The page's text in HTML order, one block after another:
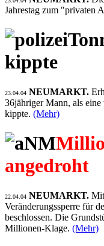
Jahrestag zum "privaten
kippte
23.04.04 NEUMARKT.
36jähriger Mann, als eine
kippte. (Mehr)
angedroht
22.04.04 NEUMARKT.
Veränderungssperre für
beschlossen. Die
Millionen-Klage. (Mehr)